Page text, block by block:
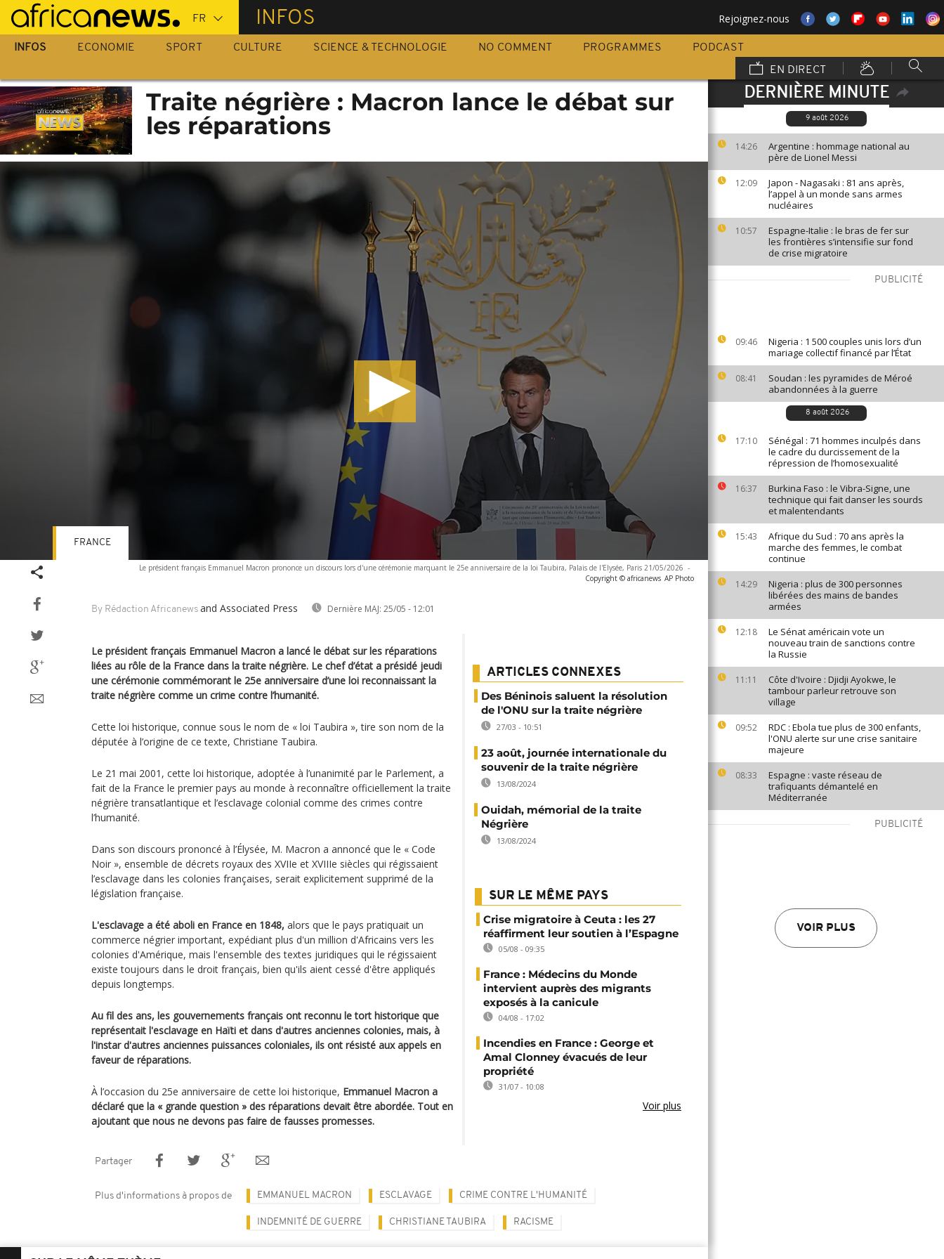
Passer
au
contenu
INFOS Rejoignez-nous
INFOS ECONOMIE SPORT CULTURE SCIENCE & TECHNOLOGIE NO COMMENT PROGRAMMES
PODCAST
EN DIRECT
DERNIÈRE MINUTE
9 août 2026
14:26
Argentine : hommage national au
père de Lionel Messi
12:09
Japon - Nagasaki : 81 ans après,
l’appel à un monde sans armes
nucléaires
10:57
Espagne-Italie : le bras de fer sur
les frontières s’intensifie sur fond
de crise migratoire
PUBLICITÉ
09:46
Nigeria : 1 500 couples unis lors d’un
mariage collectif financé par l’État
08:41
Soudan : les pyramides de Méroé
abandonnées à la guerre
8 août 2026
17:10
Sénégal : 71 hommes inculpés dans
le cadre du durcissement de la
répression de l’homosexualité
16:37
Burkina Faso : le Vibra-Signe, une
technique qui fait danser les sourds
et malentendants
15:43
Afrique du Sud : 70 ans après la
marche des femmes, le combat
continue
14:29
Nigeria : plus de 300 personnes
libérées des mains de bandes
armées
12:18
Le Sénat américain vote un
nouveau train de sanctions contre
la Russie
11:11
Côte d'Ivoire : Djidji Ayokwe, le
tambour parleur retrouve son
village
09:52
RDC : Ebola tue plus de 300 enfants,
l'ONU alerte sur une crise sanitaire
majeure
08:33
Espagne : vaste réseau de
trafiquants démantelé en
Méditerranée
PUBLICITÉ
VOIR PLUS
Traite négrière : Macron lance le débat sur
les réparations
Le président français Emmanuel Macron prononce un discours lors d'une cérémonie marquant le 25e anniversaire de la loi Taubira, Palais de l'Elysée, Paris 21/05/2026 -
Copyright © africanews AP Photo
By Rédaction Africanews and Associated Press Dernière MAJ: 25/05 - 12:01
FRANCE
Le président français Emmanuel Macron a lancé le débat sur les réparations
liées au rôle de la France dans la traite négrière. Le chef d’état a présidé jeudi
une cérémonie commémorant le 25e anniversaire d’une loi reconnaissant la
traite négrière comme un crime contre l’humanité.
Cette loi historique, connue sous le nom de « loi Taubira », tire son nom de la
députée à l’origine de ce texte, Christiane Taubira.
Le 21 mai 2001, cette loi historique, adoptée à l’unanimité par le Parlement, a
fait de la France le premier pays au monde à reconnaître officiellement la traite
négrière transatlantique et l’esclavage colonial comme des crimes contre
l’humanité.
Dans son discours prononcé à l’Élysée, M. Macron a annoncé que le « Code
Noir », ensemble de décrets royaux des XVIIe et XVIIIe siècles qui régissaient
l’esclavage dans les colonies françaises, serait explicitement supprimé de la
législation française.
L'esclavage a été aboli en France en 1848, alors que le pays pratiquait un
commerce négrier important, expédiant plus d'un million d'Africains vers les
colonies d'Amérique, mais l'ensemble des textes juridiques qui le régissaient
existe toujours dans le droit français, bien qu'ils aient cessé d'être appliqués
depuis longtemps.
Au fil des ans, les gouvernements français ont reconnu le tort historique que
représentait l'esclavage en Haïti et dans d'autres anciennes colonies, mais, à
l'instar d'autres anciennes puissances coloniales, ils ont résisté aux appels en
faveur de réparations.
À l’occasion du 25e anniversaire de cette loi historique, Emmanuel Macron a
déclaré que la « grande question » des réparations devait être abordée. Tout en
ajoutant que nous ne devons pas faire de fausses promesses.
ARTICLES CONNEXES
Des Béninois saluent la résolution
de l'ONU sur la traite négrière
27/03 - 10:51
23 août, journée internationale du
souvenir de la traite négrière
13/08/2024
Ouidah, mémorial de la traite
Négrière
13/08/2024
SUR LE MÊME PAYS
Crise migratoire à Ceuta : les 27
réaffirment leur soutien à l’Espagne
05/08 - 09:35
France : Médecins du Monde
intervient auprès des migrants
exposés à la canicule
04/08 - 17:02
Incendies en France : George et
Amal Clonney évacués de leur
propriété
31/07 - 10:08
Voir plus
Partager
Plus d'informations à propos de EMMANUEL MACRON ESCLAVAGE CRIME CONTRE L'HUMANITÉ
INDEMNITÉ DE GUERRE CHRISTIANE TAUBIRA RACISME